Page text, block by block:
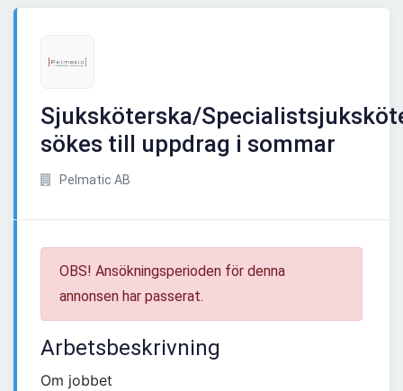
Sjuksköterska/
sökes till uppdrag i sommar
Pelmatic AB
OBS! Ansökningsperioden för denna
annonsen har passerat.
Arbetsbeskrivning
Om jobbet